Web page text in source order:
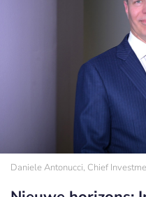
Daniele Antonucci, Chief